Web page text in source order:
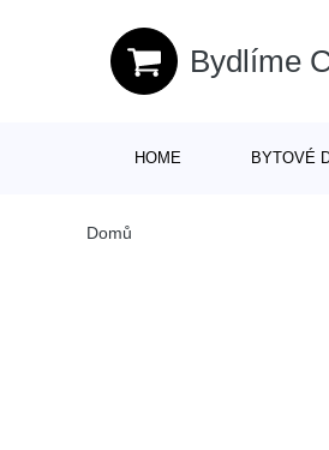
Bydlíme
HOME BYTOVÉ
Domů > Svítidla >